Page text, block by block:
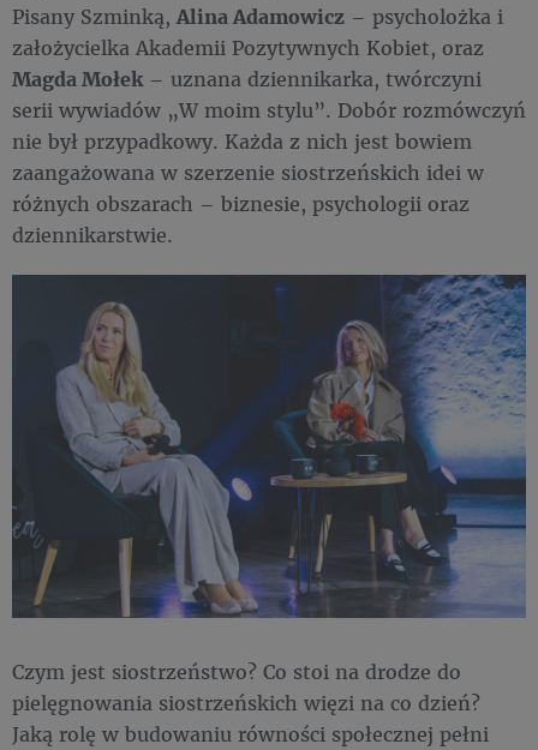
Pisany Szminką,Alina Adamowicz – psycholożka i
założycielka Akademii Pozytywnych Kobiet, oraz
Magda Mołek– uznana dziennikarka, twórczyni
serii wywiadów „W moim stylu”. Dobór rozmówczyń
nie był przypadkowy. Każda z nich jest bowiem
zaangażowana w szerzenie siostrzeńskich idei w
różnych obszarach – biznesie, psychologii oraz
dziennikarstwie.
Czym jest siostrzeństwo? Co stoi na drodze do
pielęgnowania siostrzeńskich więzi na co dzień?
Jaką rolę w budowaniu równości społecznej pełni